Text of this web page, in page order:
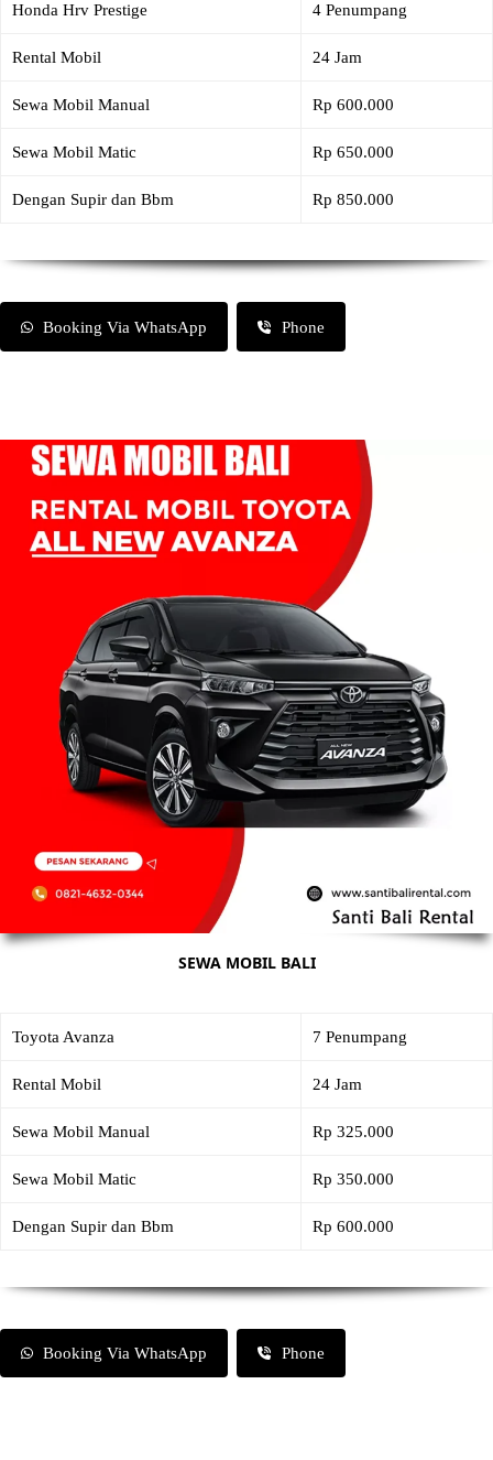
Honda Hrv Prestige 4 Penumpang
Rental Mobil 24 Jam
Sewa Mobil Manual Rp 600.000
Sewa Mobil Matic Rp 650.000
Dengan Supir dan Bbm Rp 850.000
Booking Via WhatsApp Phone
SEWA MOBIL BALI
Toyota Avanza 7 Penumpang
Rental Mobil 24 Jam
Sewa Mobil Manual Rp 325.000
Sewa Mobil Matic Rp 350.000
Dengan Supir dan Bbm Rp 600.000
Booking Via WhatsApp Phone